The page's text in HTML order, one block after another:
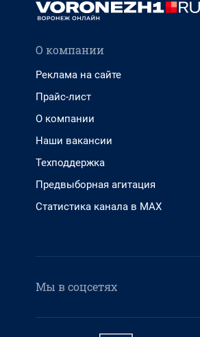
О компании
Реклама на сайте
Прайс-лист
О компании
Наши вакансии
Техподдержка
Предвыборная агитация
Статистика канала в MAX
Мы в соцсетях